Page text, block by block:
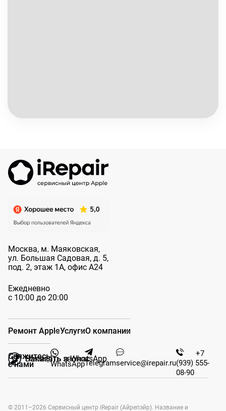
Москва, м. Маяковская,
ул. Большая Садовая, д. 5,
под. 2, этаж 1А, офис А24
Ежедневно
с 10:00 до 20:00
Заказать звонок
Написать в WhatsApp
Ремонт AppleУслугиО компании
Свяжитесь
с нами
WhatsAppTelegramservice@irepair.ru
+7
(939) 555-
08-90
© 2011–2026 Сервисный центр iRepair (Айрепэйр). Название и